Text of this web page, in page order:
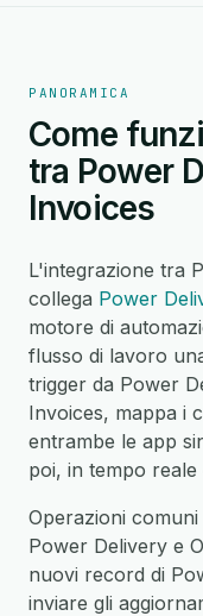
PANORAMICA
Come
tra Power
Invoices
L'integrazione tra
collega Power
motore di
flusso di lavoro
trigger da Power
Invoices, mappa i
entrambe le app
poi, in tempo
Operazioni
Power Delivery e
nuovi record di
inviare gli